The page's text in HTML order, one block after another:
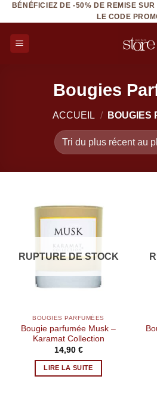
Aller
au
contenu
BÉNÉFICIEZ DE -50% DE REMISE
LE CODE
Bougies
ACCUEIL / BOUGIES
RUPTURE DE STOCK
BOUGIES PARFUMÉES
Bougie parfumée Musk –
Karamat Collection
14,90 €
LIRE LA SUITE